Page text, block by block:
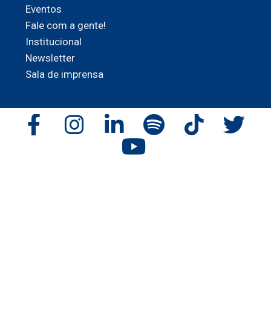
Eventos
Fale com a gente!
Institucional
Newsletter
Sala de imprensa